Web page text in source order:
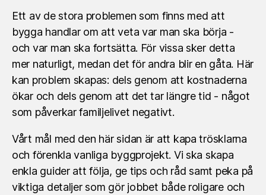
Ett av de stora problemen som finns med att
bygga handlar om att veta var man ska börja -
och var man ska fortsätta. För vissa sker detta
mer naturligt, medan det för andra blir en gåta. Här
kan problem skapas: dels genom att kostnaderna
ökar och dels genom att det tar längre tid - något
som påverkar familjelivet negativt.
Vårt mål med den här sidan är att kapa trösklarna
och förenkla vanliga byggprojekt. Vi ska skapa
enkla guider att följa, ge tips och råd samt peka på
viktiga detaljer som gör jobbet både roligare och